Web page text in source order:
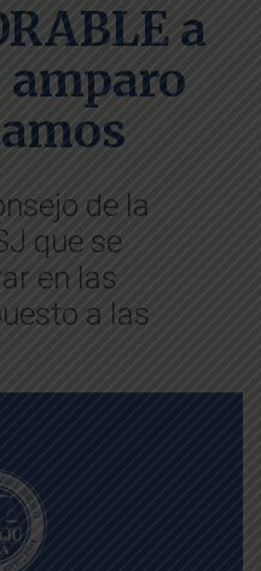
a
amparo
de la
que se
en las
a las